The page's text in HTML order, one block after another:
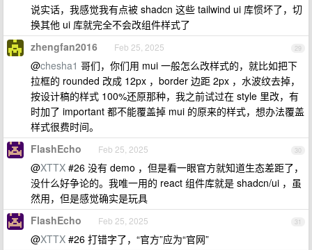
说实话，我感觉我有点被 shadcn 这些 tailwind ui 库惯坏了，切
换其他 ui 库就完全不会改组件样式了
29
zhengfan2016 Feb 25, 2025
@chesha1 哥们，你们用 mui 一般怎么改样式的，就比如把下
拉框的 rounded 改成 12px ，border 边距 2px ，水波纹去掉，
按设计稿的样式 100%还原那种，我之前试过在 style 里改，有
时加了 important 都不能覆盖掉 mui 的原来的样式，想办法覆盖
样式很费时间。
30
FlashEcho Feb 25, 2025
@XTTX #26 没有 demo ，但是看一眼官方就知道生态差距了，
没什么好争论的。我唯一用的 react 组件库就是 shadcn/ui ，虽
然用，但是感觉确实是玩具
31
FlashEcho Feb 25, 2025
@XTTX #26 打错字了，“官方”应为“官网”